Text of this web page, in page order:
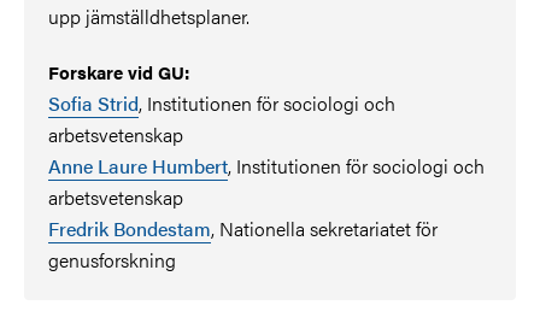
upp jämställdhetsplaner.
Forskare vid GU:
Sofia Strid, Institutionen för sociologi och
arbetsvetenskap
Anne Laure Humbert, Institutionen för sociologi och
arbetsvetenskap
Fredrik Bondestam, Nationella sekretariatet för
genusforskning